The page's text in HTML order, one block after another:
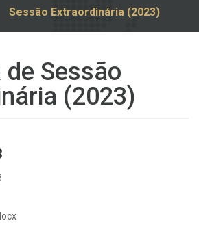
Sessão Extraordinária (2023)
Sessão
(2023)